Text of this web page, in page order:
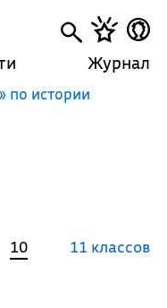
Журнал
по истории
10 11 классов